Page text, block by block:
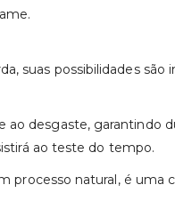
suas possibilidades são
desgaste,
ao teste do tempo.
natural, é uma